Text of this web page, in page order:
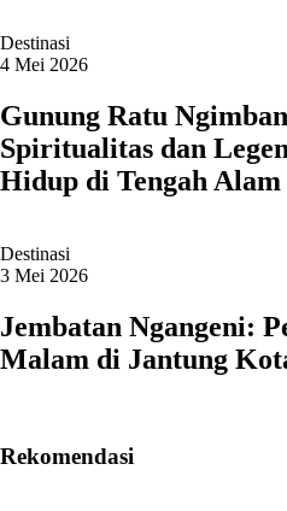
Destinasi
4 Mei 2026
Gunung Ratu
Spiritualitas dan
Hidup di Tengah
Destinasi
3 Mei 2026
Jembatan Ngangeni:
Malam di Jantung
Rekomendasi